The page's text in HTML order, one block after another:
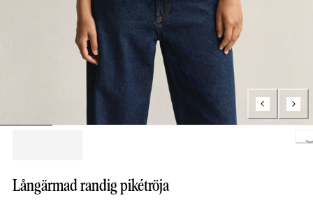
Långärmad randig pikétröja